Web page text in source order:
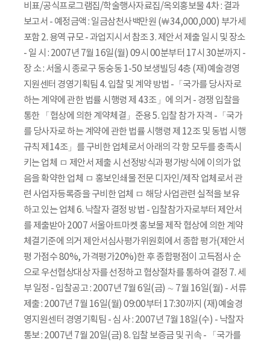
비표/공식프로그램집/학술행사자료집/옥외홍보물 4차 : 결과
보고서 - 예정금액 : 일금삼천사백만원 (￦34,000,000) 부가세
포함 2. 용역 규모 - 과업지시서 참조 3. 제안서 제출 일시 및 장소
- 일 시 : 2007년 7월 16일(월) 09시 00분부터 17시 30분까지 -
장 소 : 서울시 종로구 동숭동 1-50 보생빌딩 4층 (재)예술경영
지원센터 경영기획팀 4. 입찰 및 계약 방법 -「국가를 당사자로
하는 계약에 관한 법률 시행령 제 43조」에 의거 - 경쟁 입찰을
통한 「협상에 의한 계약체결」준용 5. 입찰 참가 자격 -「국가
를 당사자로 하는 계약에 관한 법률 시행령 제 12조 및 동법 시행
규칙 제14조」를 구비한 업체로서 아래의 각 항 모두를 충족시
키는 업체 ㅁ 제안서 제출 시 선정방식과 평가방식에 이의가 없
음을 확약한 업체 ㅁ 홍보인쇄물 전문 디자인/제작 업체로서 관
련 사업자등록증을 구비한 업체 ㅁ 해당 사업관련 실적을 보유
하고 있는 업체 6. 낙찰자 결정 방법 - 입찰참가자로부터 제안서
를 제출받아 2007 서울아트마켓 홍보물 제작 협상에 의한 계약
체결기준에 의거 제안서심사평가위원회에서 종합 평가(제안서
평 가점수 80%, 가격평가20%)한 후 종합평점이 고득점사 순
으로 우선협상대상 자를 선정하고 협상절차를 통하여 결정 7. 세
부 일정 - 입찰공고 : 2007년 7월 6일(금) ∼ 7월 16일(월) - 서류
제출 : 2007년 7월 16일(월) 09:00부터 17:30까지 (재)예술경
영지원센터 경영기획팀 - 심 사 : 2007년 7월 18일(수) - 낙찰자
통보 : 2007년 7월 20일(금) 8. 입찰 보증금 및 귀속 - 「국가를